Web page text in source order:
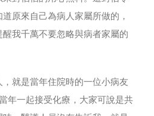
原來自己為病人家屬所做的，
我千萬不要忽略與病者家屬的
就是當年住院時的一位小病友
年一起接受化療，大家可說是共